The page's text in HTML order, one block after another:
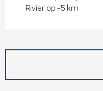
Rivier op -5 km